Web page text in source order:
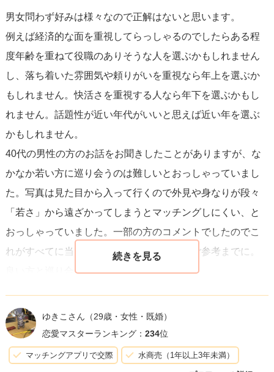
男女問わず好みは様々なので正解はないと思います。
例えば経済的な面を重視してらっしゃるのでしたらある程
度年齢を重ねて役職のありそうな人を選ぶかもしれません
し、落ち着いた雰囲気や頼りがいを重視なら年上を選ぶか
もしれません。快活さを重視する人なら年下を選ぶかもし
れません。話題性が近い年代がいいと思えば近い年を選ぶ
かもしれません。
40代の男性の方のお話をお聞きしたことがありますが、な
かなか若い方に巡り会うのは難しいとおっしゃっていまし
た。写真は見た目から入って行くので外見や身なりが段々
「若さ」から遠ざかってしまうとマッチングしにくい、と
おっしゃっていました。一部の方のコメントでしたのでこ
れがすべてに当てはまるわけではないのでご参考までに。
良い方と巡り合えますように☆
ゆきこさん （29歳・女性・既婚）
恋愛マスターランキング： 234位
マッチングアプリで交際 水商売（1年以上3年未満）